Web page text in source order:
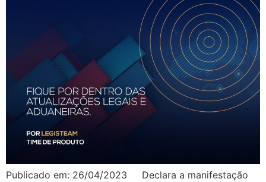
Publicado em: 26/04/2023 Declara a manifestação